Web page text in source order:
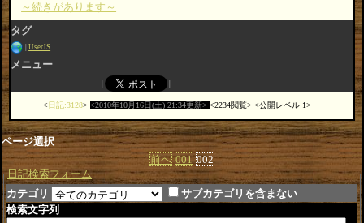
～続きがあります～
タグ
UserJS
メニュー
日記:3128 2010年10月16日(土) 21:34更新 2234閲覧 公開レベル 1
ページ選択
前へ 001 002
日記検索フォーム
カテゴリ
サブカテゴリを含まない
検索文字列